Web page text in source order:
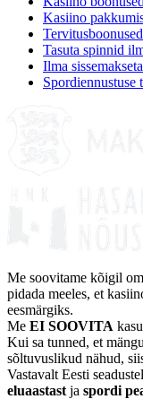
Kasiino
Tervitusboonused
Tasuta spinnid
Ilma
Spordiennustuse
Me soovitame kõigil
pidada meeles, et
eesmärgiks.
Me EI SOOVITA
Kui sa tunned, et
sõltuvuslikud nähud,
Vastavalt Eesti
eluaastast ja spordi